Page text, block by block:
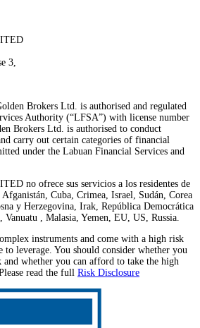
3,
Brokers Ltd. is authorised and regulated
Authority (“LFSA”) with license number
Brokers Ltd. is authorised to conduct
carry out certain categories of financial
under the Labuan Financial Services and
no ofrece sus servicios a los residentes de
Cuba, Crimea, Israel, Sudán, Corea
y Herzegovina, Irak, República Democrática
, Malasia, Yemen, EU, US, Russia.
instruments and come with a high risk
leverage. You should consider whether you
and whether you can afford to take the high
read the full Risk Disclosure